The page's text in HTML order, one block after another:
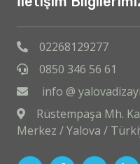
02268129277
0850 346 56 61
info @
Rüstempaşa Mh.
Merkez / Yalova /